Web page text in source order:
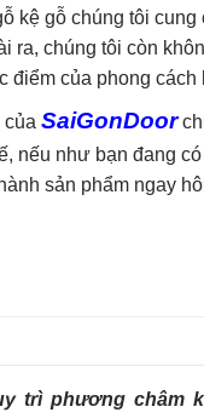
kệ gỗ chúng tôi
ra, chúng tôi còn
điểm của phong
của SaiGonDoor
nếu như bạn đang
sản phẩm ngay
trì phương châm